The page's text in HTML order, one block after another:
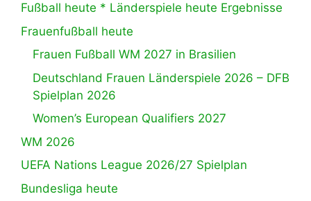
Fußball heute * Länderspiele heute Ergebnisse
Frauenfußball heute
Frauen Fußball WM 2027 in Brasilien
Deutschland Frauen Länderspiele 2026 – DFB
Spielplan 2026
Women’s European Qualifiers 2027
WM 2026
UEFA Nations League 2026/27 Spielplan
Bundesliga heute